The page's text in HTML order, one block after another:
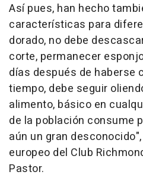
Así pues, han hecho
características para
dorado, no debe
corte, permanecer
días después de haberse
tiempo, debe seguir
alimento, básico en
de la población consume
aún un gran
europeo del Club
Pastor.